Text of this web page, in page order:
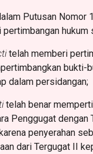
Putusan Nomor
hukum
telah memberi
bukti-
dalam persidangan;
telah benar
Penggugat dengan
penyerahan
dari Tergugat II